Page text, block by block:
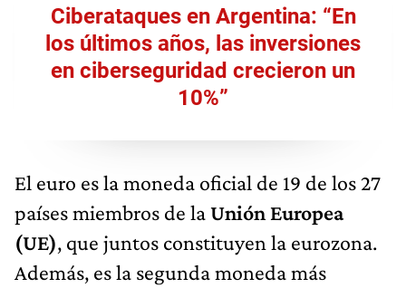
Ciberataques en Argentina: “En
los últimos años, las inversiones
en ciberseguridad crecieron un
10%”
El euro es la moneda oficial de 19 de los 27
países miembros de laUnión Europea
(UE), que juntos constituyen la eurozona.
Además, es la segunda moneda más